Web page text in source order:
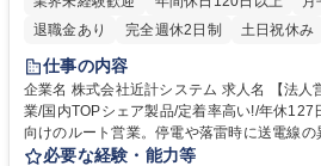
退職金あり
完全週休2日制 土日祝休み
仕事の内容
企業名 株式会社近計システム 求人名 【法人営業】大手電力会社等への営
業/国内TOPシェア製品/定着率高い!/年休127日 仕事の内容 大手電力
向けのルート営業。停電や落雷時に送電線
る「自動オシログラフ」等の自社製品を提案
必要な経験・能力等